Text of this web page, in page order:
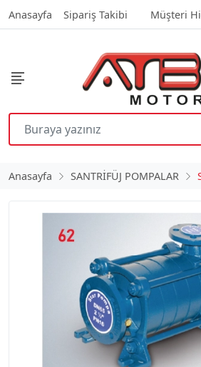
Anasayfa Sipariş Takibi Müşteri
Anasayfa SANTRİFÜJ POMPALAR